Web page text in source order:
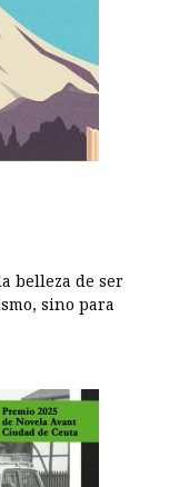
belleza de ser
sino para